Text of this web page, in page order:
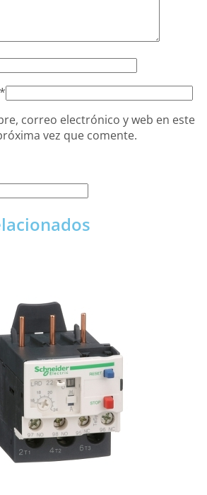
*
correo electrónico y web en este
vez que comente.